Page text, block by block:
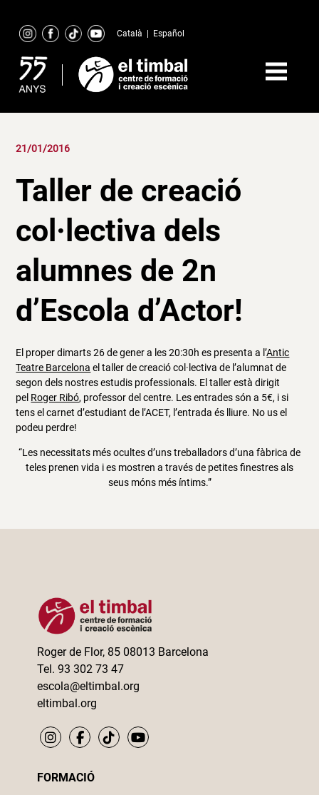
content
Català Español
21/01/2016
Taller de creació
col·lectiva dels
alumnes de 2n
d’Escola d’Actor!
El proper dimarts 26 de gener a les 20:30h es presenta a l’Antic
Teatre Barcelona el taller de creació col·lectiva de l’alumnat de
segon dels nostres estudis professionals. El taller està dirigit
pel Roger Ribó, professor del centre. Les entrades són a 5€, i si
tens el carnet d’estudiant de l’ACET, l’entrada és lliure. No us el
podeu perdre!
“Les necessitats més ocultes d’uns treballadors d’una fàbrica de
teles prenen vida i es mostren a través de petites finestres als
seus móns més íntims.”
Roger de Flor, 85 08013 Barcelona
Tel. 93 302 73 47
escola@eltimbal.org
eltimbal.org
FORMACIÓ